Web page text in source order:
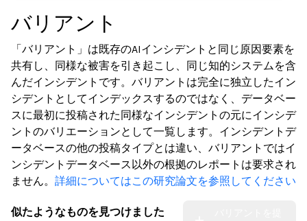
バリアント
「バリアント」は既存のAIインシデントと同じ原因要素を
共有し、同様な被害を引き起こし、同じ知的システムを含
んだインシデントです。バリアントは完全に独立したイン
シデントとしてインデックスするのではなく、データベー
スに最初に投稿された同様なインシデントの元にインシデ
ントのバリエーションとして一覧します。インシデントデ
ータベースの他の投稿タイプとは違い、バリアントではイ
ンシデントデータベース以外の根拠のレポートは要求され
ません。 詳細についてはこの研究論文を参照してください
似たようなものを見つけました